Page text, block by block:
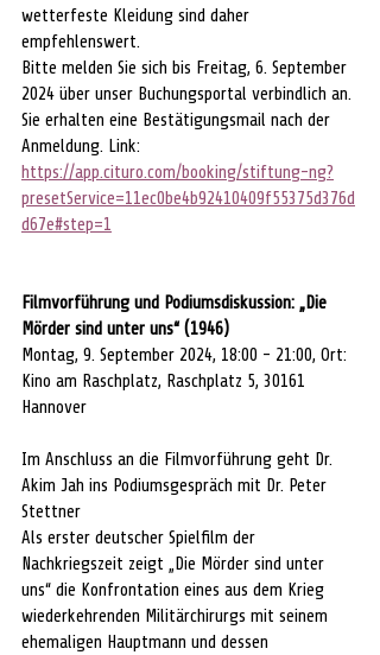
wetterfeste Kleidung sind daher
empfehlenswert.
Bitte melden Sie sich bis Freitag, 6. September
2024 über unser Buchungsportal verbindlich an.
Sie erhalten eine Bestätigungsmail nach der
Anmeldung. Link:
https://app.cituro.com/booking/stiftung-ng?
presetService=11ec0be4b92410409f55375d376d
d67e#step=1
Filmvorführung und Podiumsdiskussion: „Die
Mörder sind unter uns“ (1946)
Montag, 9. September 2024, 18:00 - 21:00, Ort:
Kino am Raschplatz, Raschplatz 5, 30161
Hannover
Im Anschluss an die Filmvorführung geht Dr.
Akim Jah ins Podiumsgespräch mit Dr. Peter
Stettner
Als erster deutscher Spielfilm der
Nachkriegszeit zeigt „Die Mörder sind unter
uns“ die Konfrontation eines aus dem Krieg
wiederkehrenden Militärchirurgs mit seinem
ehemaligen Hauptmann und dessen